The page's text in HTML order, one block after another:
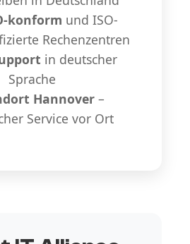
konform und ISO-
Rechenzentren
in deutscher
Sprache
Hannover–
Service vor Ort